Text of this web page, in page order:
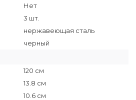
Нет
3 шт.
нержавеющая сталь
черный
120 см
13.8 см
10.6 см